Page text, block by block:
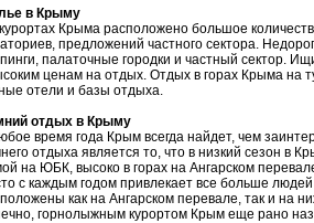
в Крыму
Крыма расположено большое
предложений частного сектора.
палаточные городки и частный сектор.
ценам на отдых. Отдых в горах Крыма на
отели и базы отдыха.
отдых в Крыму
время года Крым всегда найдет, чем
отдыха является то, что в низкий сезон в
на ЮБК, высоко в горах на Ангарском
с каждым годом привлекает все больше
как на Ангарском перевале, так и на
горнолыжным курортом Крым еще рано